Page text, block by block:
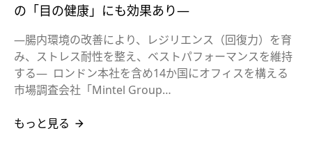
の「目の健康」にも効果あり―
―腸内環境の改善により、レジリエンス（回復力）を育
み、ストレス耐性を整え、ベストパフォーマンスを維持
する― ロンドン本社を含め14か国にオフィスを構える
市場調査会社「Mintel Group…
もっと見る